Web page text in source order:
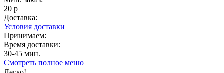
20 р
Доставка:
Условия доставки
Принимаем:
Время доставки:
30-45 мин.
Смотреть полное меню
Показано с 1 по 10 из 10 (всего 1 страниц)